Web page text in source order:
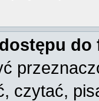
do
czytać,